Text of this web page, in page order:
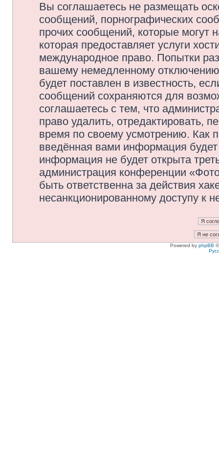
Вы соглашаетесь не размещать
сообщений, порнографических
прочих сообщений, которые могут
которая предоставляет услуги
международное право. Попытки
вашему немедленному
будет поставлен в известность,
сообщений сохраняются для
соглашаетесь с тем, что
право удалить, отредактировать,
время по своему усмотрению. Как
введённая вами информация
информация не будет открыта
администрация конференции
быть ответственна за действия
несанкционированному доступу к
Powered by phpBB